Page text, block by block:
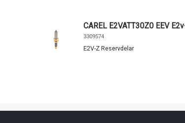
CAREL E2VATT30Z0 EEV
3309574
E2V-Z Reservdelar